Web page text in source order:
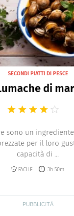
SECONDI PIATTI DI PESCE
di
sono un
per il loro
capacità di ...
FACILE 3h 50m